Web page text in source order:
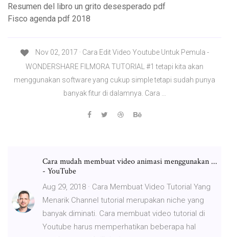
Resumen del libro un grito desesperado pdf
Fisco agenda pdf 2018
Nov 02, 2017 · Cara Edit Video Youtube Untuk Pemula -
WONDERSHARE FILMORA TUTORIAL #1 tetapi kita akan
menggunakan software yang cukup simple tetapi sudah punya
banyak fitur di dalamnya. Cara …
Cara mudah membuat video animasi menggunakan ...
- YouTube
Aug 29, 2018 · Cara Membuat Video Tutorial Yang
Menarik Channel tutorial merupakan niche yang
banyak diminati. Cara membuat video tutorial di
Youtube harus memperhatikan beberapa hal